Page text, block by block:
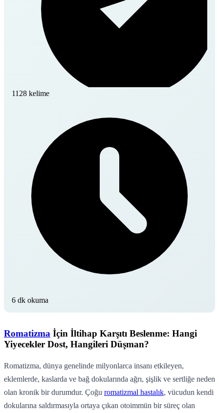
1128 kelime
6 dk okuma
Romatizma İçin İltihap Karşıtı Beslenme: Hangi
Yiyecekler Dost, Hangileri Düşman?
Romatizma, dünya genelinde milyonlarca insanı etkileyen,
eklemlerde, kaslarda ve bağ dokularında ağrı, şişlik ve sertliğe neden
olan kronik bir durumdur. Çoğu romatizmal hastalık, vücudun kendi
dokularına saldırmasıyla ortaya çıkan otoimmün bir süreç olan